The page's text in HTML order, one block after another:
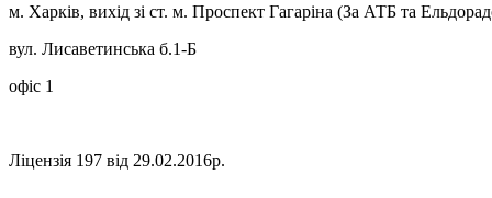
м. Харків, вихід зі ст. м. Проспект Гагаріна (За АТБ та
вул. Лисаветинська б.1-Б
офіс 1
Ліцензія 197 від 29.02.2016р.